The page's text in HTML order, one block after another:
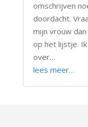
omschrijven
doordacht.
mijn vrouw
op het lijstje.
over…
lees meer…